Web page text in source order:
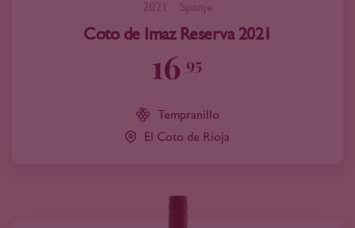
2021 Spanje
Coto de Imaz Reserva 2021
16 95
Tempranillo
El Coto de Rioja